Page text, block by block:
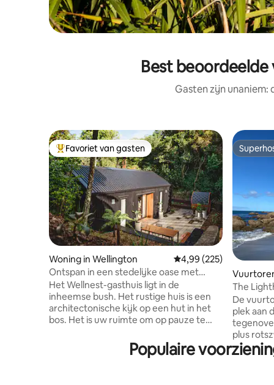
Best beoordeelde
Gasten zijn
Topfavoriet van gasten
Favoriet van gasten
Woning in Wellington Gemiddelde
4,99 (225)
Ontspan in een stedelijke oase met
sauna en uitzicht op de tuin
Het Wellnest-gasthuis ligt in de
inheemse bush. Het rustige huis is een
architectonische kijk op een hut in het
bos. Het is uw ruimte om op pauze te
en te herstellen. Met zorg ontworpen en
gestyled om je te helpen ontspannen en
The
De
plek aan
plus
voor
Populaire